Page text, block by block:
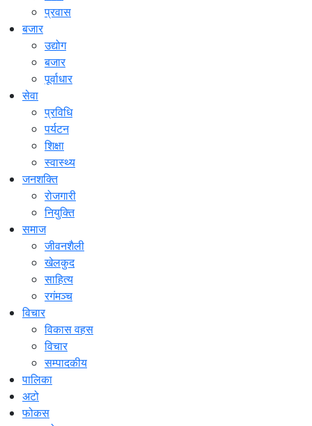
प्रवास
बजार
उद्योग
बजार
पूर्वाधार
सेवा
प्रविधि
पर्यटन
शिक्षा
स्वास्थ्य
जनशक्ति
रोजगारी
नियुक्ति
समाज
जीवनशैली
खेलकुद
साहित्य
रगंमञ्च
विचार
विकास वहस
विचार
सम्पादकीय
पालिका
अटो
फोकस